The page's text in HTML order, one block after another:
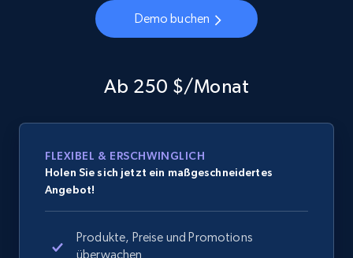
Demo buchen
Ab 250 $/Monat
FLEXIBEL & ERSCHWINGLICH
Holen Sie sich jetzt ein maßgeschneidertes
Angebot!
Produkte, Preise und Promotions
überwachen